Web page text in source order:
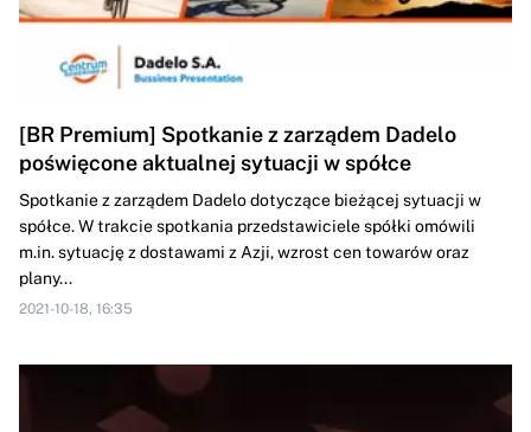
[BR Premium] Spotkanie z zarządem Dadelo
poświęcone aktualnej sytuacji w spółce
Spotkanie z zarządem Dadelo dotyczące bieżącej sytuacji w
spółce. W trakcie spotkania przedstawiciele spółki omówili
m.in. sytuację z dostawami z Azji, wzrost cen towarów oraz
plany...
2021-10-18, 16:35